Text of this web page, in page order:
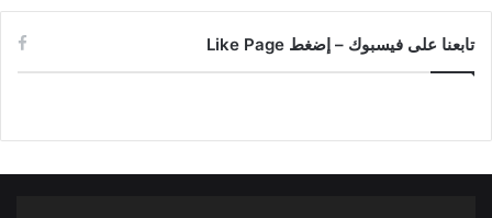
تابعنا على فيسبوك – إضغط Like Page